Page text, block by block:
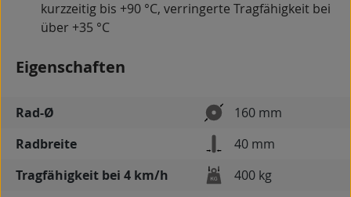
kurzzeitig bis +90 °C, verringerte Tragfähigkeit bei
über +35 °C
Eigenschaften
Rad-Ø
160 mm
Radbreite
40 mm
Tragfähigkeit bei 4 km/h
400 kg